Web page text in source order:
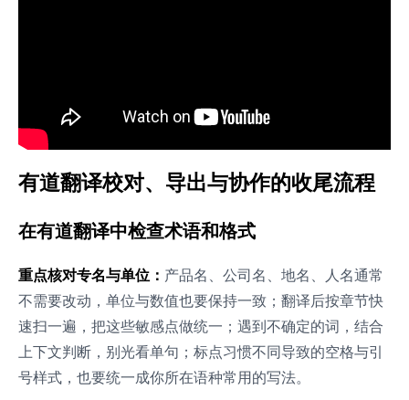
有道翻译校对、导出与协作的收尾流程
在有道翻译中检查术语和格式
重点核对专名与单位： 产品名、公司名、地名、人名通常
不需要改动，单位与数值也要保持一致；翻译后按章节快
速扫一遍，把这些敏感点做统一；遇到不确定的词，结合
上下文判断，别光看单句；标点习惯不同导致的空格与引
号样式，也要统一成你所在语种常用的写法。